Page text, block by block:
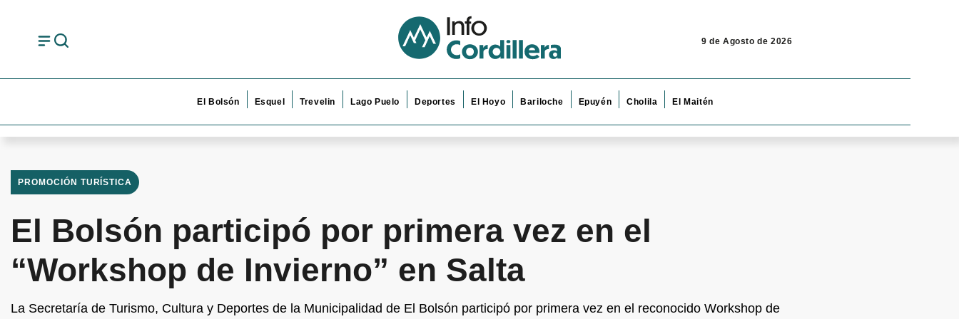
9 de Agosto de 2026
El Bolsón Esquel Trevelin Lago Puelo Deportes El Hoyo Bariloche Epuyén Cholila El Maitén
PROMOCIÓN TURÍSTICA
El Bolsón participó por primera vez en el
“Workshop de Invierno” en Salta
La Secretaría de Turismo, Cultura y Deportes de la Municipalidad de El Bolsón participó por primera vez en el reconocido Workshop de